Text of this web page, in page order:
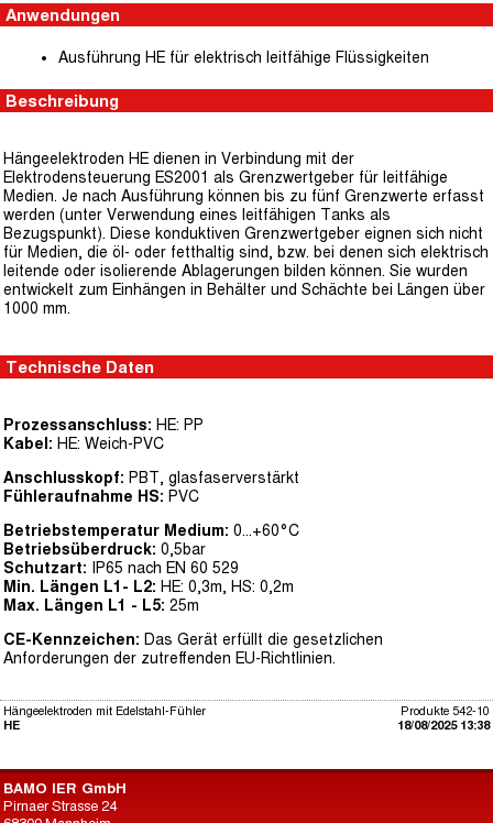
Anwendungen
Ausführung HE für elektrisch leitfähige Flüssigkeiten
Beschreibung
Hängeelektroden HE dienen in Verbindung mit der
Elektrodensteuerung ES2001 als Grenzwertgeber für leitfähige
Medien. Je nach Ausführung können bis zu fünf Grenzwerte erfasst
werden (unter Verwendung eines leitfähigen Tanks als
Bezugspunkt). Diese konduktiven Grenzwertgeber eignen sich nicht
für Medien, die öl- oder fetthaltig sind, bzw. bei denen sich elektrisch
leitende oder isolierende Ablagerungen bilden können. Sie wurden
entwickelt zum Einhängen in Behälter und Schächte bei Längen über
1000 mm.
Technische Daten
Prozessanschluss: HE: PP
Kabel: HE: Weich-PVC
Anschlusskopf: PBT, glasfaserverstärkt
Fühleraufnahme HS: PVC
Betriebstemperatur Medium: 0...+60°C
Betriebsüberdruck: 0,5bar
Schutzart: IP65 nach EN 60 529
Min. Längen L1- L2: HE: 0,3m, HS: 0,2m
Max. Längen L1 - L5: 25m
CE-Kennzeichen: Das Gerät erfüllt die gesetzlichen
Anforderungen der zutreffenden EU-Richtlinien.
Produkte 542-10
18/08/2025 13:38
Hängeelektroden mit Edelstahl-Fühler
HE
BAMO IER GmbH
Pirnaer Strasse 24